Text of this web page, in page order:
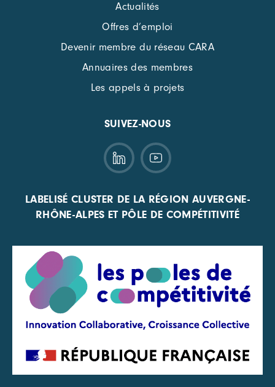
Actualités
Offres d’emploi
Devenir membre du réseau CARA
Annuaires des membres
Les appels à projets
SUIVEZ-NOUS
LABELISÉ CLUSTER DE LA RÉGION AUVERGNE-
RHÔNE-ALPES ET PÔLE DE COMPÉTITIVITÉ